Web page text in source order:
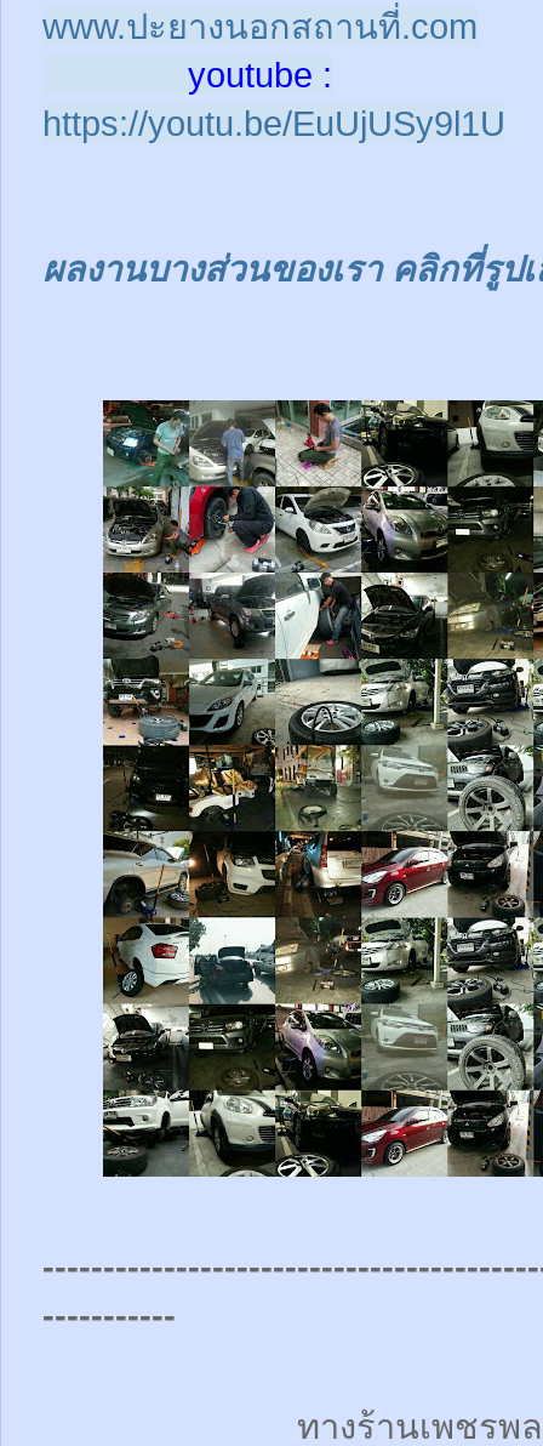
www.ปะยางนอกสถานที่.com
youtube :
https://youtu.be/EuUjUSy9l1U
ผลงานบางส่วนของเรา คลิกที่รูป
-----------
ทางร้านเพชรพ